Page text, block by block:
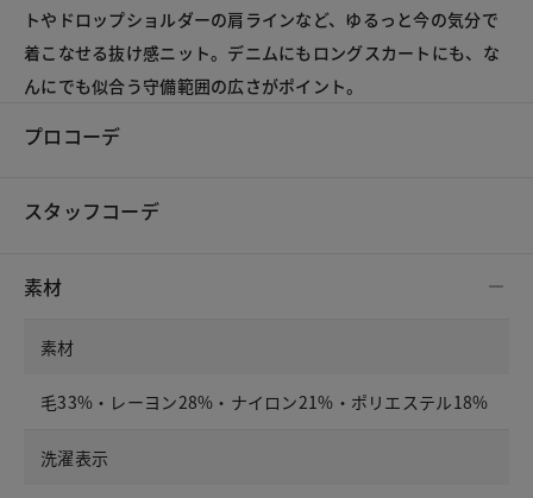
トやドロップショルダーの肩ラインなど、ゆるっと今の気分で
着こなせる抜け感ニット。デニムにもロングスカートにも、な
んにでも似合う守備範囲の広さがポイント。
プロコーデ
スタッフコーデ
素材
素材
毛33%・レーヨン28%・ナイロン21%・ポリエステル18%
洗濯表示